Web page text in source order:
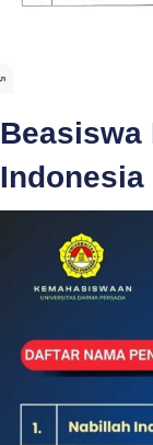
Beasiswa
Indonesia